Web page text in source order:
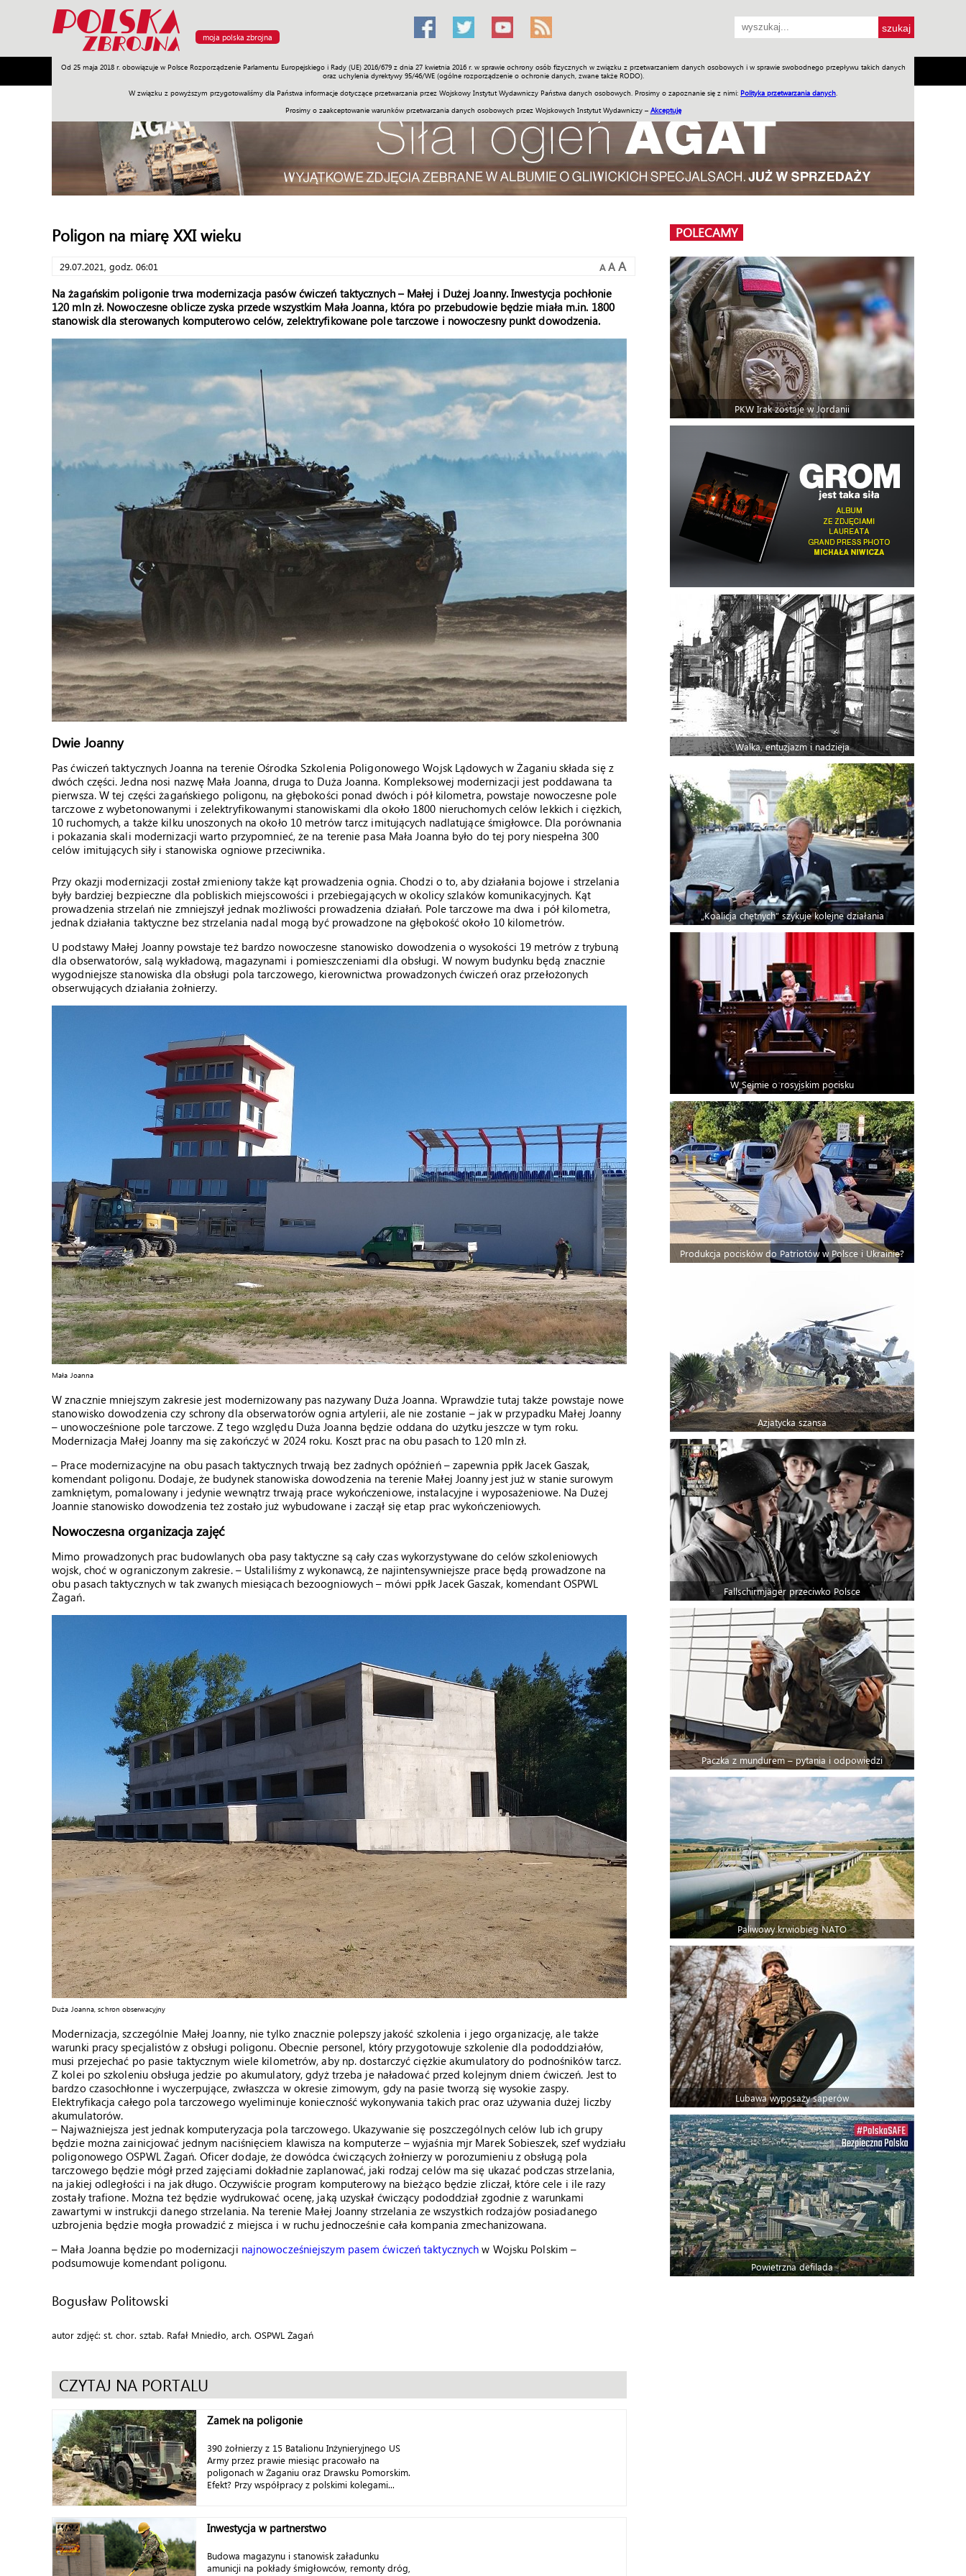
moja polska zbrojna
Od 25 maja 2018 r. obowiązuje w Polsce Rozporządzenie Parlamentu Europejskiego i Rady (UE) 2016/679 z dnia 27 kwietnia 2016 r. w sprawie ochrony osób fizycznych w związku z przetwarzaniem danych osobowych i w sprawie swobodnego przepływu takich danych
oraz uchylenia dyrektywy 95/46/WE (ogólne rozporządzenie o ochronie danych, zwane także RODO).
W związku z powyższym przygotowaliśmy dla Państwa informacje dotyczące przetwarzania przez Wojskowy Instytut Wydawniczy Państwa danych osobowych. Prosimy o zapoznanie się z nimi: Polityka przetwarzania danych
Prosimy o zaakceptowanie warunków przetwarzania danych osobowych przez Wojskowych Instytut Wydawniczy – Akceptuję
Armia Poligon Sprzęt Misje Polityka Prawo Świat Społeczność Sport Historia Galerie Wideo ENGLISH SKLEP Jednodniówki Praca w WIW
Poligon na miarę XXI wieku
29.07.2021, godz. 06:01 A A A
Na żagańskim poligonie trwa modernizacja pasów ćwiczeń taktycznych – Małej i Dużej Joanny. Inwestycja pochłonie
120 mln zł. Nowoczesne oblicze zyska przede wszystkim Mała Joanna, która po przebudowie będzie miała m.in. 1800
stanowisk dla sterowanych komputerowo celów, zelektryfikowane pole tarczowe i nowoczesny punkt dowodzenia.
Dwie Joanny
Pas ćwiczeń taktycznych Joanna na terenie Ośrodka Szkolenia Poligonowego Wojsk Lądowych w Żaganiu składa się z
dwóch części. Jedna nosi nazwę Mała Joanna, druga to Duża Joanna. Kompleksowej modernizacji jest poddawana ta
pierwsza. W tej części żagańskiego poligonu, na głębokości ponad dwóch i pół kilometra, powstaje nowoczesne pole
tarczowe z wybetonowanymi i zelektryfikowanymi stanowiskami dla około 1800 nieruchomych celów lekkich i ciężkich,
10 ruchomych, a także kilku unoszonych na około 10 metrów tarcz imitujących nadlatujące śmigłowce. Dla porównania
i pokazania skali modernizacji warto przypomnieć, że na terenie pasa Mała Joanna było do tej pory niespełna 300
celów imitujących siły i stanowiska ogniowe przeciwnika.
Przy okazji modernizacji został zmieniony także kąt prowadzenia ognia. Chodzi o to, aby działania bojowe i strzelania
były bardziej bezpieczne dla pobliskich miejscowości i przebiegających w okolicy szlaków komunikacyjnych. Kąt
prowadzenia strzelań nie zmniejszył jednak możliwości prowadzenia działań. Pole tarczowe ma dwa i pół kilometra,
jednak działania taktyczne bez strzelania nadal mogą być prowadzone na głębokość około 10 kilometrów.
U podstawy Małej Joanny powstaje też bardzo nowoczesne stanowisko dowodzenia o wysokości 19 metrów z trybuną
dla obserwatorów, salą wykładową, magazynami i pomieszczeniami dla obsługi. W nowym budynku będą znacznie
wygodniejsze stanowiska dla obsługi pola tarczowego, kierownictwa prowadzonych ćwiczeń oraz przełożonych
obserwujących działania żołnierzy.
Mała Joanna
W znacznie mniejszym zakresie jest modernizowany pas nazywany Duża Joanna. Wprawdzie tutaj także powstaje nowe
stanowisko dowodzenia czy schrony dla obserwatorów ognia artylerii, ale nie zostanie – jak w przypadku Małej Joanny
– unowocześnione pole tarczowe. Z tego względu Duża Joanna będzie oddana do użytku jeszcze w tym roku.
Modernizacja Małej Joanny ma się zakończyć w 2024 roku. Koszt prac na obu pasach to 120 mln zł.
– Prace modernizacyjne na obu pasach taktycznych trwają bez żadnych opóźnień – zapewnia ppłk Jacek Gaszak,
komendant poligonu. Dodaje, że budynek stanowiska dowodzenia na terenie Małej Joanny jest już w stanie surowym
zamkniętym, pomalowany i jedynie wewnątrz trwają prace wykończeniowe, instalacyjne i wyposażeniowe. Na Dużej
Joannie stanowisko dowodzenia też zostało już wybudowane i zaczął się etap prac wykończeniowych.
Nowoczesna organizacja zajęć
Mimo prowadzonych prac budowlanych oba pasy taktyczne są cały czas wykorzystywane do celów szkoleniowych
wojsk, choć w ograniczonym zakresie. – Ustaliliśmy z wykonawcą, że najintensywniejsze prace będą prowadzone na
obu pasach taktycznych w tak zwanych miesiącach bezoogniowych – mówi ppłk Jacek Gaszak, komendant OSPWL
Żagań.
Duża Joanna, schron obserwacyjny
Modernizacja, szczególnie Małej Joanny, nie tylko znacznie polepszy jakość szkolenia i jego organizację, ale także
warunki pracy specjalistów z obsługi poligonu. Obecnie personel, który przygotowuje szkolenie dla pododdziałów,
musi przejechać po pasie taktycznym wiele kilometrów, aby np. dostarczyć ciężkie akumulatory do podnośników tarcz.
Z kolei po szkoleniu obsługa jedzie po akumulatory, gdyż trzeba je naładować przed kolejnym dniem ćwiczeń. Jest to
bardzo czasochłonne i wyczerpujące, zwłaszcza w okresie zimowym, gdy na pasie tworzą się wysokie zaspy.
Elektryfikacja całego pola tarczowego wyeliminuje konieczność wykonywania takich prac oraz używania dużej liczby
akumulatorów.
– Najważniejsza jest jednak komputeryzacja pola tarczowego. Ukazywanie się poszczególnych celów lub ich grupy
będzie można zainicjować jednym naciśnięciem klawisza na komputerze – wyjaśnia mjr Marek Sobieszek, szef wydziału
poligonowego OSPWL Żagań. Oficer dodaje, że dowódca ćwiczących żołnierzy w porozumieniu z obsługą pola
tarczowego będzie mógł przed zajęciami dokładnie zaplanować, jaki rodzaj celów ma się ukazać podczas strzelania,
na jakiej odległości i na jak długo. Oczywiście program komputerowy na bieżąco będzie zliczał, które cele i ile razy
zostały trafione. Można też będzie wydrukować ocenę, jaką uzyskał ćwiczący pododdział zgodnie z warunkami
zawartymi w instrukcji danego strzelania. Na terenie Małej Joanny strzelania ze wszystkich rodzajów posiadanego
uzbrojenia będzie mogła prowadzić z miejsca i w ruchu jednocześnie cała kompania zmechanizowana.
– Mała Joanna będzie po modernizacji najnowocześniejszym pasem ćwiczeń taktycznych w Wojsku Polskim –
podsumowuje komendant poligonu.
Bogusław Politowski
autor zdjęć: st. chor. sztab. Rafał Mniedło, arch. OSPWL Żagań
CZYTAJ NA PORTALU
Zamek na poligonie
390 żołnierzy z 15 Batalionu Inżynieryjnego US
Army przez prawie miesiąc pracowało na
poligonach w Żaganiu oraz Drawsku Pomorskim.
Efekt? Przy współpracy z polskimi kolegami...
Inwestycja w partnerstwo
Budowa magazynu i stanowisk załadunku
amunicji na pokłady śmigłowców, remonty dróg,
POLECAMY
PKW Irak zostaje w Jordanii
Walka, entuzjazm i nadzieja
„Koalicja chętnych” szykuje kolejne działania
W Sejmie o rosyjskim pocisku
Produkcja pocisków do Patriotów w Polsce i Ukrainie?
Azjatycka szansa
Fallschirmjäger przeciwko Polsce
Paczka z mundurem – pytania i odpowiedzi
Paliwowy krwiobieg NATO
Lubawa wyposaży saperów
Powietrzna defilada